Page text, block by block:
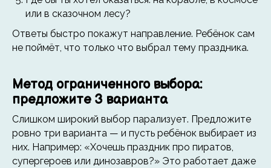
или в сказочном лесу?
Ответы быстро покажут направление. Ребёнок сам
не поймёт, что только что выбрал тему праздника.
Метод ограниченного выбора:
предложите 3 варианта
Слишком широкий выбор парализует. Предложите
ровно три варианта — и пусть ребёнок выбирает из
них. Например: «Хочешь праздник про пиратов,
супергероев или динозавров?» Это работает даже